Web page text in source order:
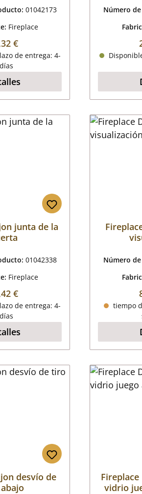
01042173
Fireplace
normal:
€
de entrega: 4-
Número
junta de la
01042338
Fireplace
normal:
€
de entrega: 4-
Número
tiempo
desvío de
vidrio